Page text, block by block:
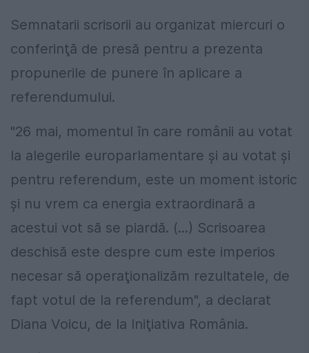
Semnatarii scrisorii au organizat miercuri o
conferinţă de presă pentru a prezenta
propunerile de punere în aplicare a
referendumului.
"26 mai, momentul în care românii au votat
la alegerile europarlamentare şi au votat şi
pentru referendum, este un moment istoric
şi nu vrem ca energia extraordinară a
acestui vot să se piardă. (...) Scrisoarea
deschisă este despre cum este imperios
necesar să operaţionalizăm rezultatele, de
fapt votul de la referendum", a declarat
Diana Voicu, de la Iniţiativa România.